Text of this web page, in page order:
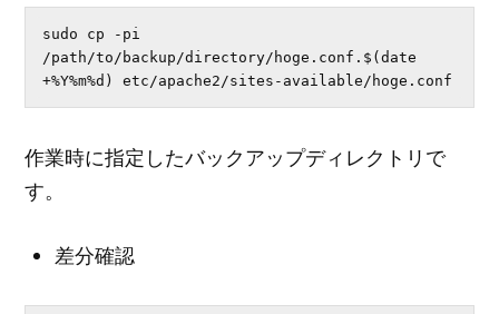
sudo cp -pi
/path/to/backup/directory/hoge.conf.$(date
+%Y%m%d) etc/apache2/sites-available/hoge.conf
作業時に指定したバックアップディレクトリで
す。
差分確認